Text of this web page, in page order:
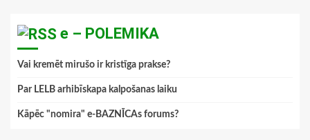
e – POLEMIKA
Vai kremēt mirušo ir kristīga prakse?
Par LELB arhibīskapa kalpošanas laiku
Kāpēc "nomira" e-BAZNĪCAs forums?